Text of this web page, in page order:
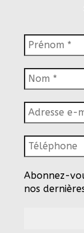
Abonnez-
nos